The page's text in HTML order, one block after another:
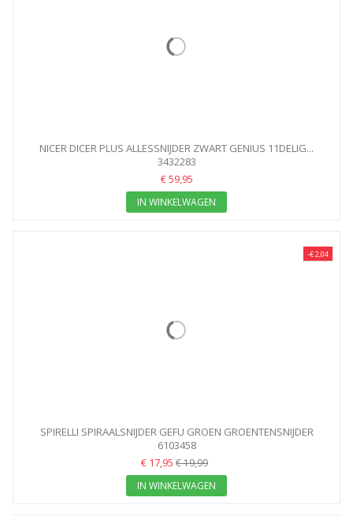
NICER DICER PLUS ALLESSNIJDER ZWART GENIUS 11DELIG...
3432283
€ 59,95
IN WINKELWAGEN
-€ 2,04
SPIRELLI SPIRAALSNIJDER GEFU GROEN GROENTENSNIJDER
6103458
€ 17,95 € 19,99
IN WINKELWAGEN